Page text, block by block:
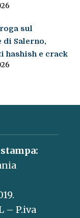
sul
di Salerno,
hashish e crack
– P.iva